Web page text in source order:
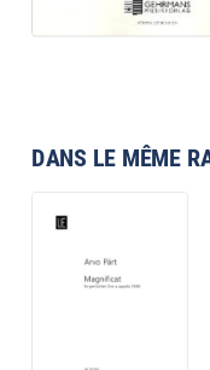
DANS LE MÊME